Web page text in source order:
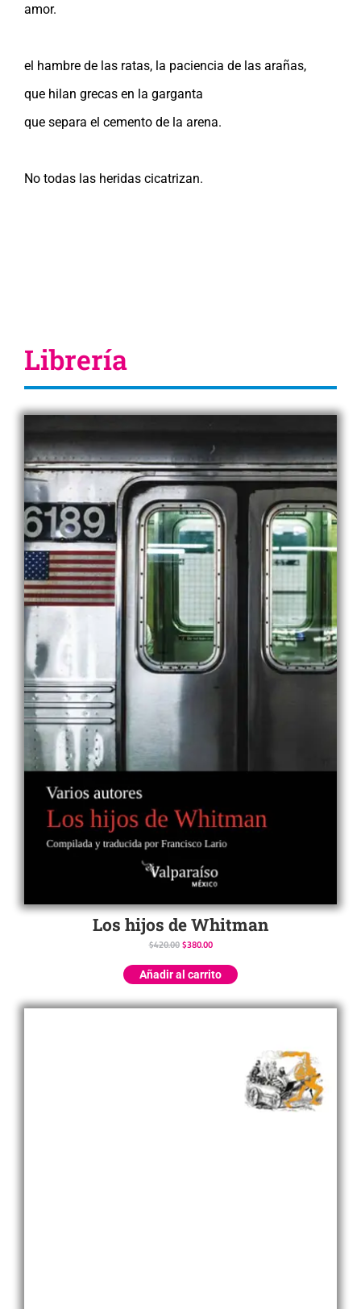
amor.
el hambre de las ratas, la paciencia de las arañas,
que hilan grecas en la garganta
que separa el cemento de la arena.
No todas las heridas cicatrizan.
Librería
Los hijos de Whitman
$420.00 $380.00
Añadir al carrito